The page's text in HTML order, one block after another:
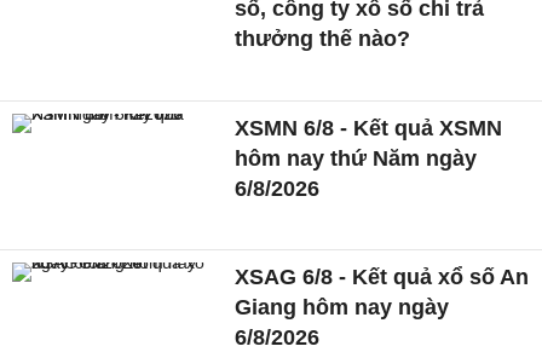
số, công ty xổ số chi trả
thưởng thế nào?
XSMN 6/8 - Kết quả XSMN
hôm nay thứ Năm ngày
6/8/2026
XSAG 6/8 - Kết quả xổ số An
Giang hôm nay ngày
6/8/2026